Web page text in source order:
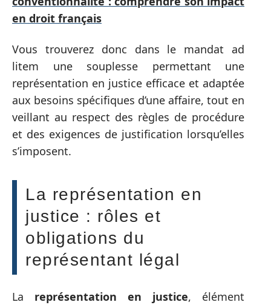
en droit français
Vous trouverez donc dans le mandat ad
litem une souplesse permettant une
représentation en justice efficace et adaptée
aux besoins spécifiques d’une affaire, tout en
veillant au respect des règles de procédure
et des exigences de justification lorsqu’elles
s’imposent.
La représentation en
justice : rôles et
obligations du
représentant légal
La représentation en justice, élément